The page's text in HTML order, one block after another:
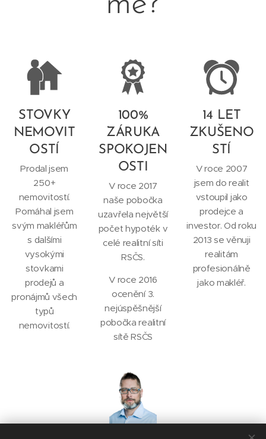
STOVKY
NEMOVIT
OSTÍ
Prodal jsem
250+
nemovitostí.
Pomáhal jsem
svým makléřům
s dalšími
vysokými
stovkami
prodejů a
pronájmů všech
typů
nemovitostí.
100%
ZÁRUKA
SPOKOJEN
OSTI
V roce 2017
naše pobočka
uzavřela největší
počet hypoték v
celé realitní síti
RSČS.
V roce 2016
ocenění 3.
nejúspěšnější
pobočka realitní
sítě RSČS
14 LET
ZKUŠENO
STÍ
V roce 2007
jsem do realit
vstoupil jako
prodejce a
investor. Od roku
2013 se věnuji
realitám
profesionálně
jako makléř.